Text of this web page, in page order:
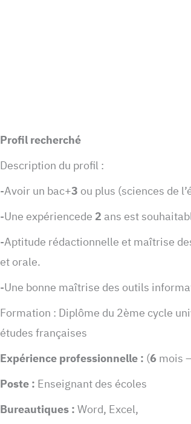
Profil recherché
Description du profil :
-Avoir un bac+3 ou plus (sciences de
-Une expériencede 2 ans est
-Aptitude rédactionnelle et maîtrise
et orale.
-Une bonne maîtrise des outils
Formation : Diplôme du 2ème cycle
études françaises
Expérience professionnelle : (6 mois –
Poste : Enseignant des écoles
Bureautiques :Word, Excel,